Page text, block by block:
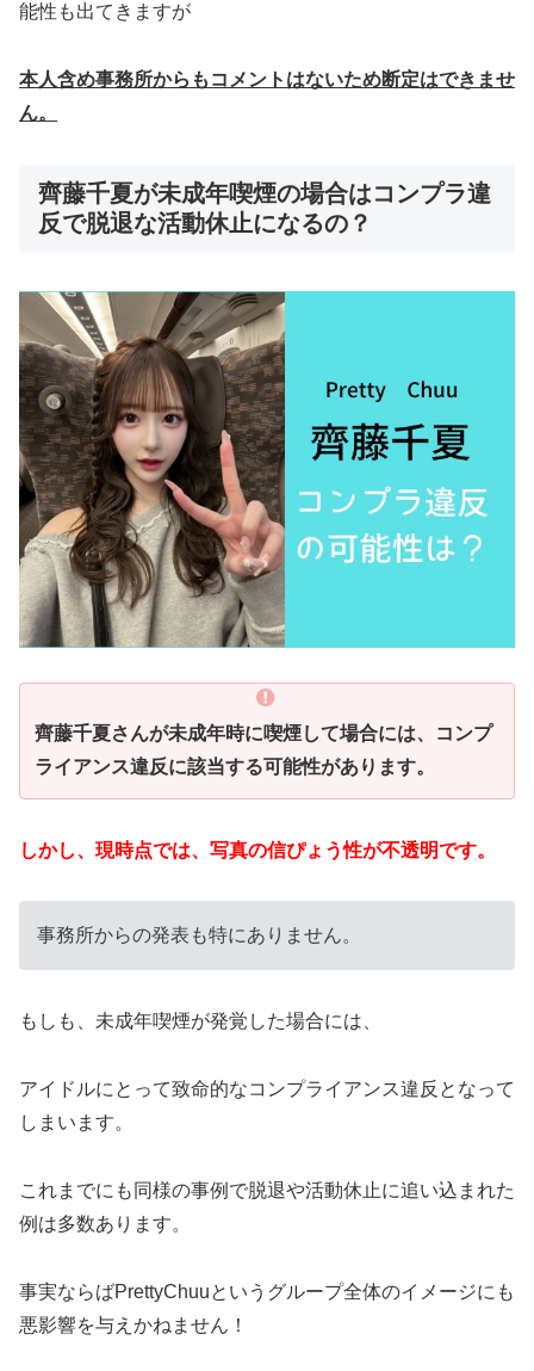
能性も出てきますが
本人含め事務所からもコメントはないため断定はできませ
ん。
齊藤千夏が未成年喫煙の場合はコンプラ違
反で脱退な活動休止になるの？
齊藤千夏さんが未成年時に喫煙して場合には、コンプ
ライアンス違反に該当する可能性があります。
しかし、現時点では、写真の信ぴょう性が不透明です。
事務所からの発表も特にありません。
もしも、未成年喫煙が発覚した場合には、
アイドルにとって致命的なコンプライアンス違反となって
しまいます。
これまでにも同様の事例で脱退や活動休止に追い込まれた
例は多数あります。
事実ならばPrettyChuuというグループ全体のイメージにも
悪影響を与えかねません！